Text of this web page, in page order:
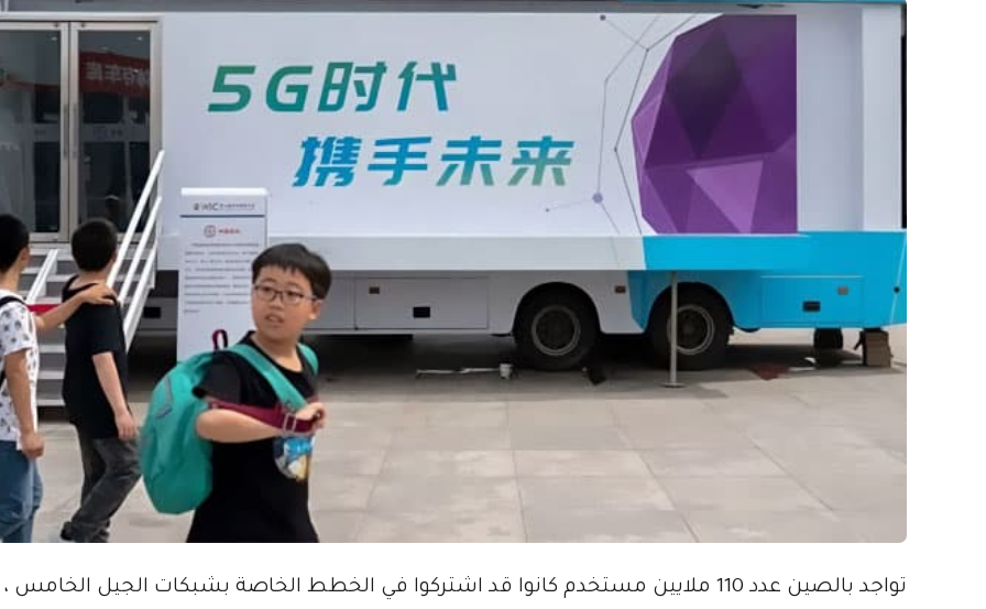
تواجد بالصين عدد 110 ملايين مستخدم كانوا قد اشتركوا في الخطط الخاصة بشبكات الجيل